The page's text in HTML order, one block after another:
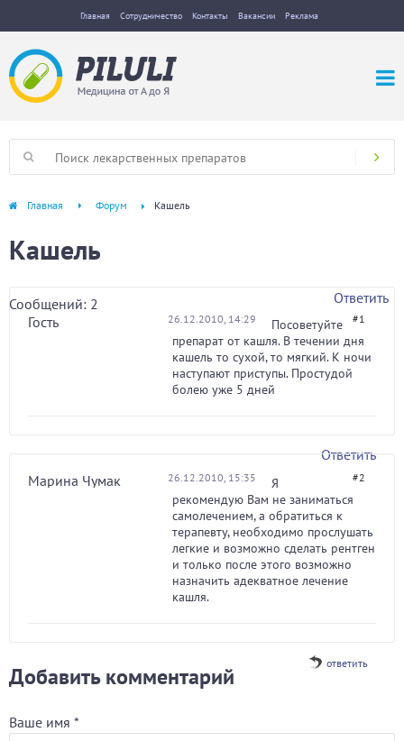
Главная Сотрудничество Контакты Вакансии Реклама
Главная Форум Кашель
Кашель
Сообщений: 2
Ответить
Гость
26.12.2010, 14:29 #1
Посоветуйте
препарат от кашля. В течении дня
кашель то сухой, то мягкий. К ночи
наступают приступы. Простудой
болею уже 5 дней
Ответить
Марина Чумак
26.12.2010, 15:35 #2
Я
рекомендую Вам не заниматься
самолечением, а обратиться к
терапевту, необходимо прослушать
легкие и возможно сделать рентген
и только после этого возможно
назначить адекватное лечение
кашля.
ответить
Добавить комментарий
Ваше имя *